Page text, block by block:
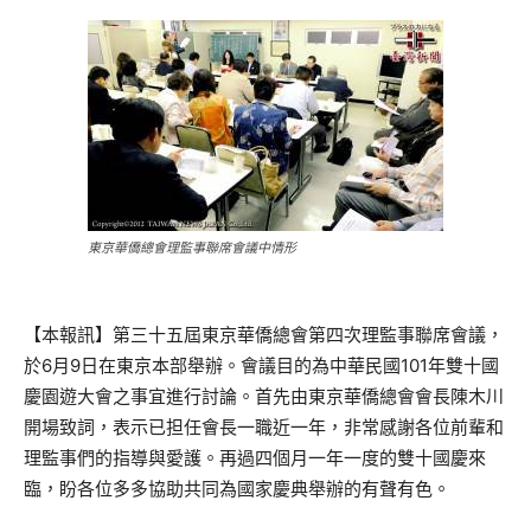
東京華僑總會理監事聯席會議中情形
【本報訊】第三十五屆東京華僑總會第四次理監事聯席會議，
於6月9日在東京本部舉辦。會議目的為中華民國101年雙十國
慶園遊大會之事宜進行討論。首先由東京華僑總會會長陳木川
開場致詞，表示已担任會長一職近一年，非常感謝各位前輩和
理監事們的指導與愛護。再過四個月一年一度的雙十國慶來
臨，盼各位多多協助共同為國家慶典舉辦的有聲有色。